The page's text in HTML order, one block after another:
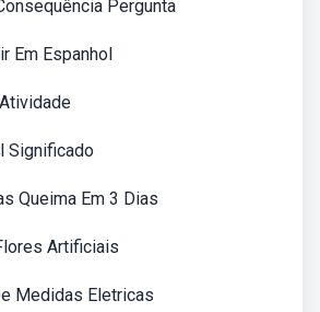
Pergunta
Em Espanhol
Significado
Queima Em 3 Dias
Artificiais
Medidas Eletricas